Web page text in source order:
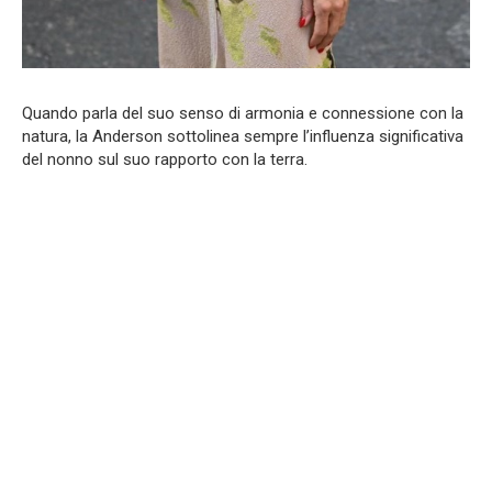
Quando parla del suo senso di armonia e connessione con la
natura, la Anderson sottolinea sempre l’influenza significativa
del nonno sul suo rapporto con la terra.